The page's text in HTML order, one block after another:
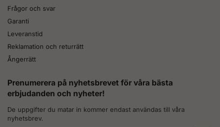
Frågor och svar
Garanti
Leveranstid
Reklamation och returrätt
Ångerrätt
Prenumerera på nyhetsbrevet för våra bästa
erbjudanden och nyheter!
De uppgifter du matar in kommer endast användas till våra
nyhetsbrev.